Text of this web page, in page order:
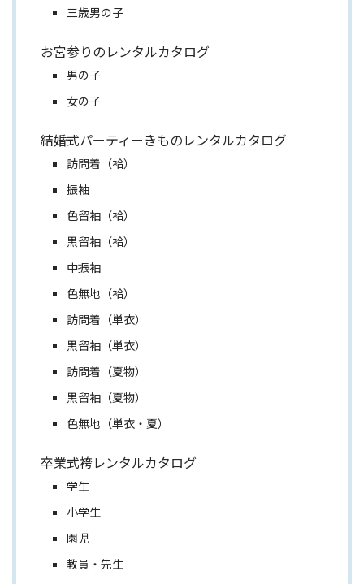
三歳男の子
お宮参りのレンタルカタログ
男の子
女の子
結婚式パーティーきものレンタルカタログ
訪問着（袷）
振袖
色留袖（袷）
黒留袖（袷）
中振袖
色無地（袷）
訪問着（単衣）
黒留袖（単衣）
訪問着（夏物）
黒留袖（夏物）
色無地（単衣・夏）
卒業式袴レンタルカタログ
学生
小学生
園児
教員・先生